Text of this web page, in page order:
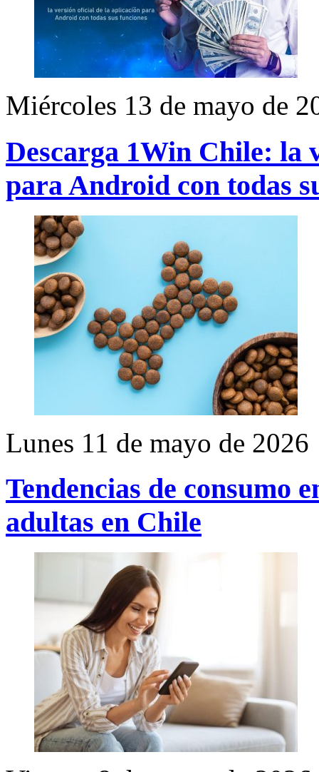
Miércoles 13 de mayo de
Descarga 1Win Chile: la
para Android con todas
Lunes 11 de mayo de 2026
Tendencias de consumo
adultas en Chile